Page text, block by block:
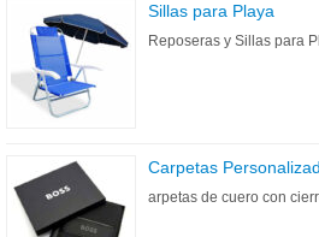
Sillas para Playa
Reposeras y Sillas para
Carpetas
arpetas de cuero con